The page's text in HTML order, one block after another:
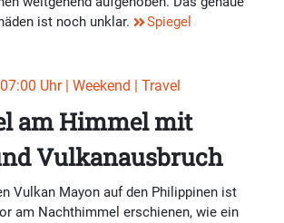
ist noch unklar.
Spiegel
Uhr | Weekend | Travel
am Himmel mit
Vulkanausbruch
Vulkan Mayon auf den Philippinen ist
am Nachthimmel erschienen, wie ein